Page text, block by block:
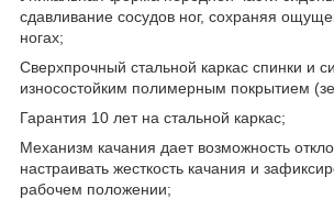
сдавливание сосудов ног, сохраняя
ногах;
Сверхпрочный стальной каркас спинки и
износостойким полимерным покрытием
Гарантия 10 лет на стальной каркас;
Механизм качания дает возможность
настраивать жесткость качания и
рабочем положении;